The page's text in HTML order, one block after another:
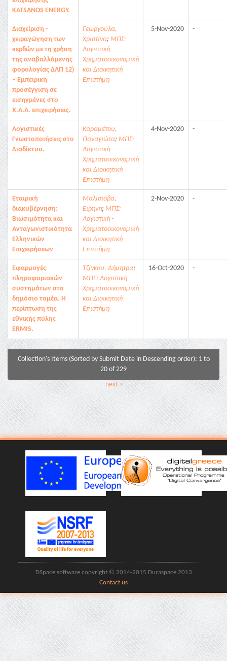
KATSANOS ENERGY.
Διαχείριση -
χειραγώγηση των
κερδών με τη χρήση
της αναβαλλόμενης
φορολογίας ΔΛΠ 12)
– Εμπειρική
προσέγγιση σε
εισηγμένες στο
Χ.Α.Α. επιχειρήσεις.
Γεωργούλα,
Χριστίνα; ΜΠΣ:
Λογιστική -
Χρηματοοικονομική
και Διοικητική
Επιστήμη
5-Nov-2020 -
Λογιστικές
Γνωστοποιήσεις στο
Διαδίκτυο.
Καραμέτου,
Παναγιώτα; ΜΠΣ:
Λογιστική -
Χρηματοοικονομική
και Διοικητική
Επιστήμη
4-Nov-2020 -
Εταιρική
διακυβέρνηση:
Βιωσιμότητα και
Ανταγωνιστικότητα
Ελληνικών
Επιχειρήσεων
Μαλισιόβα,
Ειρήνη; ΜΠΣ:
Λογιστική -
Χρηματοοικονομική
και Διοικητική
Επιστήμη
2-Nov-2020 -
Εφαρμογές
πληροφοριακών
συστημάτων στο
δημόσιο τομέα. Η
περίπτωση της
εθνικής πύλης
ERMIS.
Τζίγκου, Δήμητρα;
ΜΠΣ: Λογιστική -
Χρηματοοικονομική
και Διοικητική
Επιστήμη
16-Oct-2020 -
Collection's Items (Sorted by Submit Date in Descending order): 1 to
20 of 229
next >
DSpace software copyright © 2014-2015 Duraspace 2013
Contact us